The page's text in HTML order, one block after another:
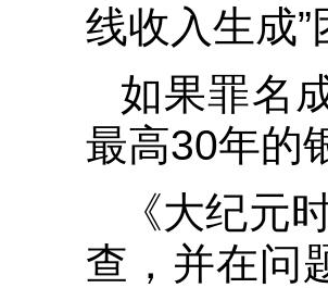
线收入生成”
如果罪名
最高30年的
《大纪元
查，并在问